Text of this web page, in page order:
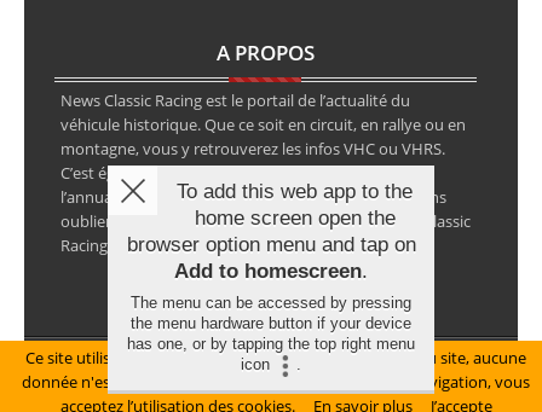
A PROPOS
News Classic Racing est le portail de l’actualité du
véhicule historique. Que ce soit en circuit, en rallye ou en
montagne, vous y retrouverez les infos VHC ou VHRS.
C’est également le calendrier des épreuves ainsi que
l’annuaire des spécialistes de la voiture ancienne, sans
oublier les petites annonces avec notre partenaire Classic
Racing Annonces.
Mentions légales
© Copyright 2026 NewsClassicRacing, tous droits réservés
Ce site utilise des cookies pour le bon fonctionnement du site, aucune
donnée n'est collectée à ce titre. En poursuivant votre navigation, vous
acceptez l’utilisation des cookies.
En savoir plus J’accepte
To add this web app to the
home screen open the
browser option menu and tap on
Add to homescreen.
The menu can be accessed by pressing
the menu hardware button if your device
has one, or by tapping the top right menu
icon
.